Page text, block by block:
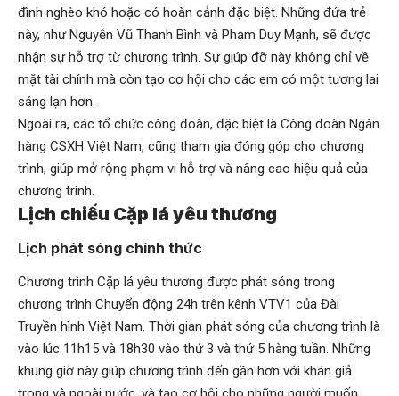
đình nghèo khó hoặc có hoàn cảnh đặc biệt. Những đứa trẻ
này, như Nguyễn Vũ Thanh Bình và Phạm Duy Mạnh, sẽ được
nhận sự hỗ trợ từ chương trình. Sự giúp đỡ này không chỉ về
mặt tài chính mà còn tạo cơ hội cho các em có một tương lai
sáng lạn hơn.
Ngoài ra, các tổ chức công đoàn, đặc biệt là Công đoàn Ngân
hàng CSXH Việt Nam, cũng tham gia đóng góp cho chương
trình, giúp mở rộng phạm vi hỗ trợ và nâng cao hiệu quả của
chương trình.
Lịch chiếu Cặp lá yêu thương
Lịch phát sóng chính thức
Chương trình Cặp lá yêu thương được phát sóng trong
chương trình Chuyển động 24h trên kênh VTV1 của Đài
Truyền hình Việt Nam. Thời gian phát sóng của chương trình là
vào lúc 11h15 và 18h30 vào thứ 3 và thứ 5 hàng tuần. Những
khung giờ này giúp chương trình đến gần hơn với khán giả